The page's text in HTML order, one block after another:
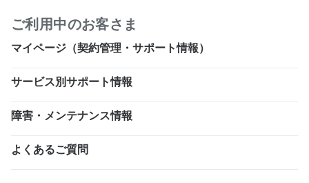
ご利用中のお客さま
マイページ（契約管理・サポート情報）
サービス別サポート情報
障害・メンテナンス情報
よくあるご質問